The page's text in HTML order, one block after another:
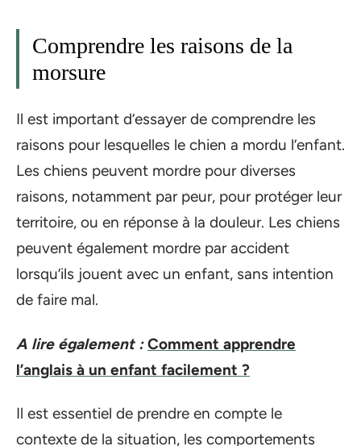
Comprendre les raisons de la
morsure
Il est important d’essayer de comprendre les
raisons pour lesquelles le chien a mordu l’enfant.
Les chiens peuvent mordre pour diverses
raisons, notamment par peur, pour protéger leur
territoire, ou en réponse à la douleur. Les chiens
peuvent également mordre par accident
lorsqu’ils jouent avec un enfant, sans intention
de faire mal.
A lire également : Comment apprendre
l’anglais à un enfant facilement ?
Il est essentiel de prendre en compte le
contexte de la situation, les comportements